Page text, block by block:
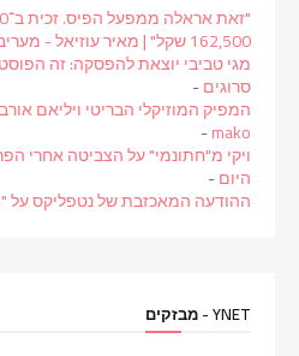
162,500 שקל" | מאיר עוזיאל - מעריב
מגי טביבי יוצאת להפסקה: זה
סרוגים-
mako
-
ויקי מ"חתונמי" על הצביטה אחרי
היום-
ההודעה המאכזבת של נטפליקס על
YNET - מבזקים